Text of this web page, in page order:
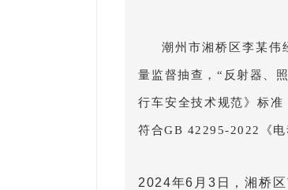
潮州市湘桥区李某伟
量监督抽查，“反射器、
行车安全技术规范》标
符合GB 42295-2022《电
2024年6月3日，湘桥